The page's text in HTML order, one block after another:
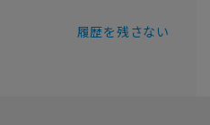
履歴を残さない